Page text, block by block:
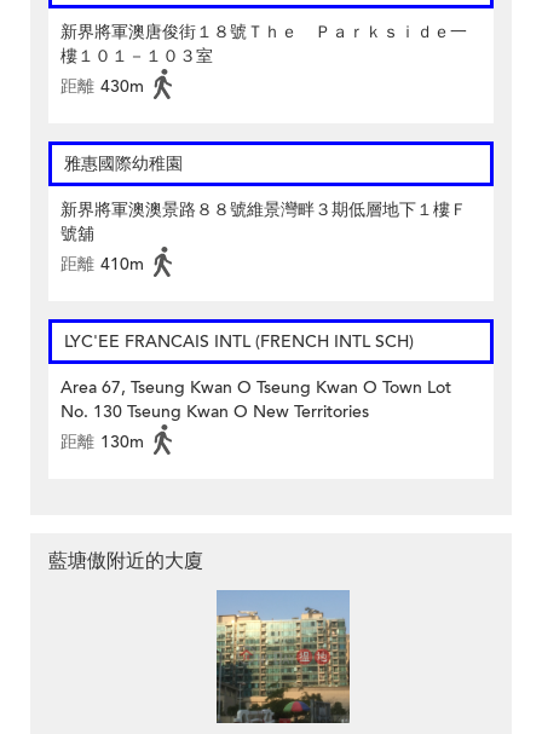
新界將軍澳唐俊街１８號Ｔｈｅ Ｐａｒｋｓｉｄｅ一
樓１０１－１０３室
距離 430m
雅惠國際幼稚園
新界將軍澳澳景路８８號維景灣畔３期低層地下１樓Ｆ
號舖
距離 410m
LYC'EE FRANCAIS INTL (FRENCH INTL SCH)
Area 67, Tseung Kwan O Tseung Kwan O Town Lot
No. 130 Tseung Kwan O New Territories
距離 130m
藍塘傲附近的大廈